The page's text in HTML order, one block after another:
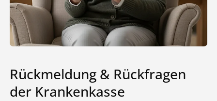
Rückmeldung & Rückfragen
der Krankenkasse